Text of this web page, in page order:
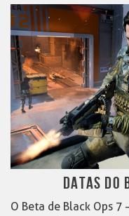
DATAS DO
O Beta de Black Ops 7